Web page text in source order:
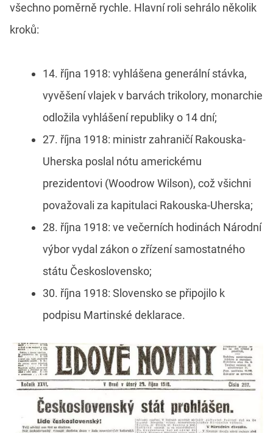
všechno poměrně rychle. Hlavní roli sehrálo několik
kroků:
14. října 1918: vyhlášena generální stávka,
vyvěšení vlajek v barvách trikolory, monarchie
odložila vyhlášení republiky o 14 dní;
27. října 1918: ministr zahraničí Rakouska-
Uherska poslal nótu americkému
prezidentovi (Woodrow Wilson), což všichni
považovali za kapitulaci Rakouska-Uherska;
28. října 1918: ve večerních hodinách Národní
výbor vydal zákon o zřízení samostatného
státu Československo;
30. října 1918: Slovensko se připojilo k
podpisu Martinské deklarace.